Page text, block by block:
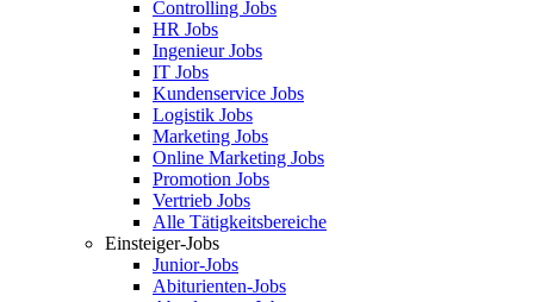
Controlling Jobs
HR Jobs
Ingenieur Jobs
IT Jobs
Kundenservice Jobs
Logistik Jobs
Marketing Jobs
Online Marketing Jobs
Promotion Jobs
Vertrieb Jobs
Alle Tätigkeitsbereiche
Einsteiger-Jobs
Junior-Jobs
Abiturienten-Jobs